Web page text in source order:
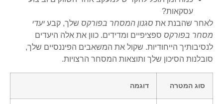
עסקאות?
לאחר שהבנת את סגנון המסחר בפורקס שלך, קבע יעדי
מסחר בפורקס ספציפיים ומדידים. כוון את אלה היעדים
לנסיבותיך הייחודיות. שקול את המשאבים הפיננסיים שלך,
סובלנות הסיכון שלך ותוצאות המסחר הרצויות.
סוג המטרה דוגמה